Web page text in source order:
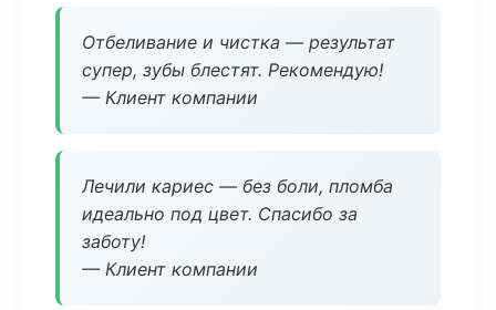
Отбеливание и чистка — результат
супер, зубы блестят. Рекомендую!
— Клиент компании
Лечили кариес — без боли, пломба
идеально под цвет. Спасибо за
заботу!
— Клиент компании